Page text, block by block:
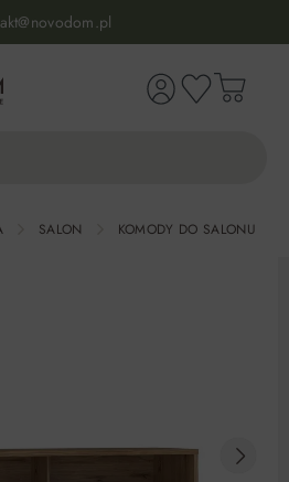
z wniesieniem
na zwrot lub wymianę
zadowolonych klientów
SALON KOMODY DO SALONU